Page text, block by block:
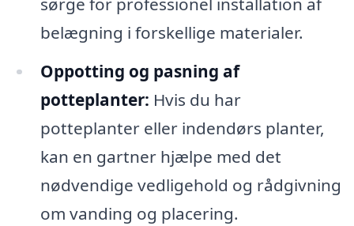
belægning i forskellige materialer.
Oppotting og pasning af
potteplanter: Hvis du har
potteplanter eller indendørs planter,
kan en gartner hjælpe med det
nødvendige vedligehold og rådgivning
om vanding og placering.